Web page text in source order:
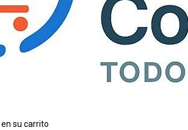
su carrito